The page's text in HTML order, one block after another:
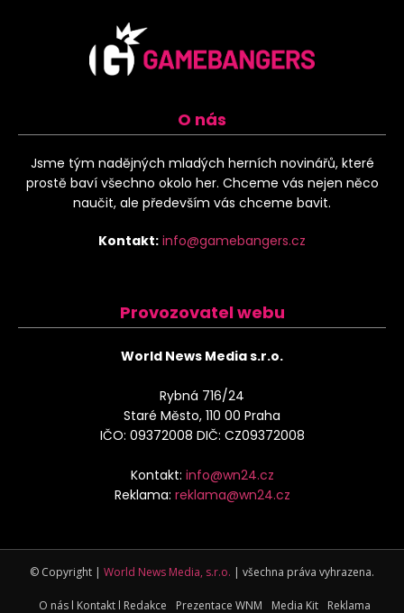
O nás
Jsme tým nadějných mladých herních novinářů, které
prostě baví všechno okolo her. Chceme vás nejen něco
naučit, ale především vás chceme bavit.
Kontakt: info@gamebangers.cz
Provozovatel webu
World News Media s.r.o.
Rybná 716/24
Staré Město, 110 00 Praha
IČO: 09372008 DIČ: CZ09372008
Kontakt: info@wn24.cz
Reklama: reklama@wn24.cz
© Copyright | World News Media, s.r.o. | všechna práva vyhrazena.
O nás l Kontakt l Redakce Prezentace WNM Media Kit Reklama